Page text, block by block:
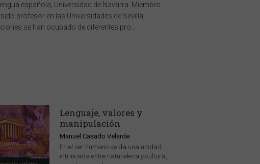
española, Universidad de Navarra. Miembro
profesor en las Universidades de Sevilla,
se han ocupado de diferentes pro...
Lenguaje, valores y
manipulación
Manuel Casado Velarde
En el ser humano se da una unidad
intrincada entre naturaleza y cultura,